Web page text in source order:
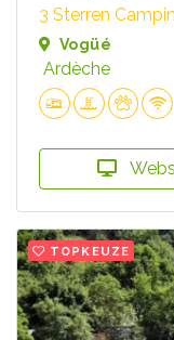
3 Sterren
Vogüé
Ardèche
TOPKEUZE